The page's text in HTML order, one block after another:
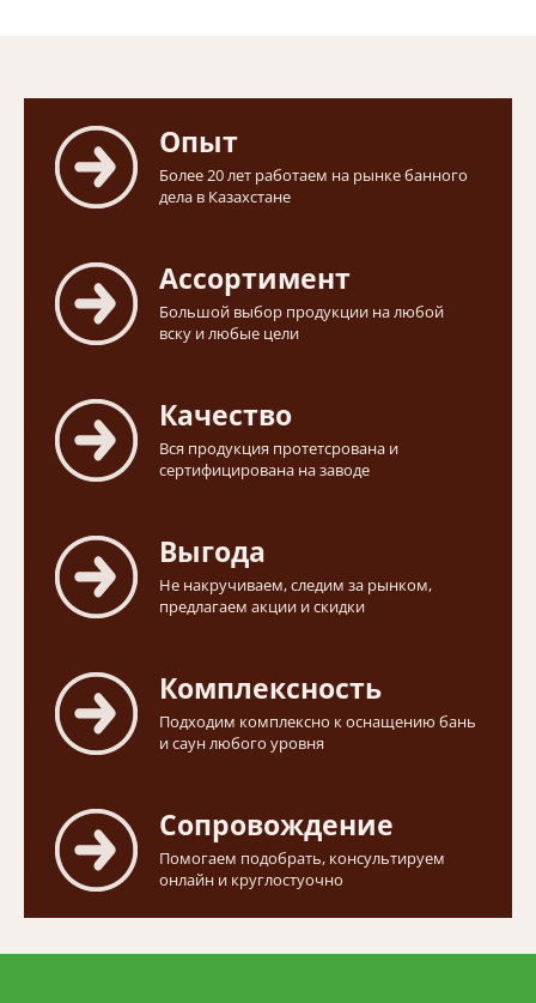
Опыт
Более 20 лет работаем на рынке банного
дела в Казахстане
Ассортимент
Большой выбор продукции на любой
вску и любые цели
Качество
Вся продукция протетсрована и
сертифицирована на заводе
Выгода
Не накручиваем, следим за рынком,
предлагаем акции и скидки
Комплексность
Подходим комплексно к оснащению бань
и саун любого уровня
Сопровождение
Помогаем подобрать, консультируем
онлайн и круглостуочно